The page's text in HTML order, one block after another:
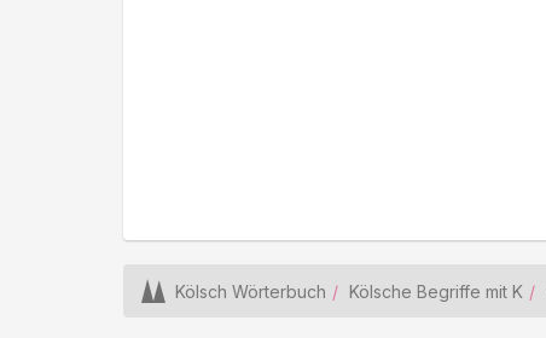
Kölsch Wörterbuch Kölsche Begriffe mit K